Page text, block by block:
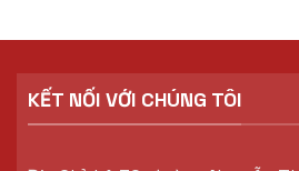
KẾT NỐI VỚI CHÚNG TÔI